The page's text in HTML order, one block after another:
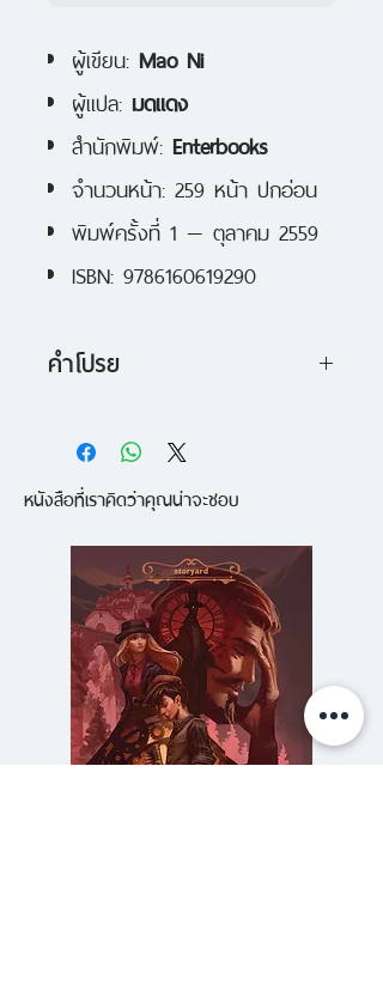
ผู้เขียน: Mao Ni
ผู้แปล: มดแดง
สำนักพิมพ์: Enterbooks
จำนวนหน้า: 259 หน้า ปกอ่อน
พิมพ์ครั้งที่ 1 — ตุลาคม 2559
ISBN: 9786160619290
คำโปรย
เป็นหัวหน้านำพาเหล่าศิษย์ชั้นหนึ่ง
ของสถานศึกษา เดินทางไปฝึกภาค
ปฏิบัติที่ชายแดน ซึ่งเป็นธรรมเนียมที่
กระทำกันเป็นประจำทุกปี
ทว่าแทนที่จะไปเป็นทัพหนุนที่ค่าย
ทหารอันแสนสงบ และอากาศอบอุ่น
ทางทิศใต้ตามกำหนดการเดิม เมื่อ
หนังสือที่เราคิดว่าคุณน่าจะชอบ